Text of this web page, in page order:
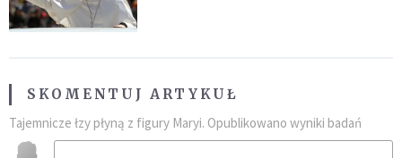
SKOMENTUJ ARTYKUŁ
Tajemnicze łzy płyną z figury Maryi. Opublikowano wyniki badań